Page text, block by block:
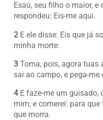
Esaú, seu filho o maior, e
respondeu: Eis-me aqui.
2 E ele disse: Eis que já
minha morte:
3 Toma, pois, agora tuas
sai ao campo, e pega-me
4E faze-me um guisado,
mim, e comerei: para
que morra.